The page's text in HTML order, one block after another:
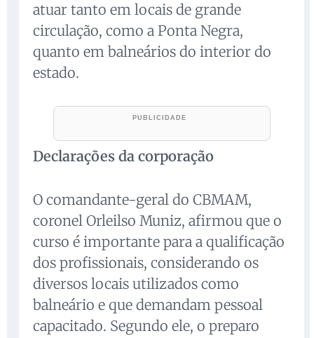
atuar tanto em locais de grande
circulação, como a Ponta Negra,
quanto em balneários do interior do
estado.
Declarações da corporação
O comandante-geral do CBMAM,
coronel Orleilso Muniz, afirmou que o
curso é importante para a qualificação
dos profissionais, considerando os
diversos locais utilizados como
balneário e que demandam pessoal
capacitado. Segundo ele, o preparo